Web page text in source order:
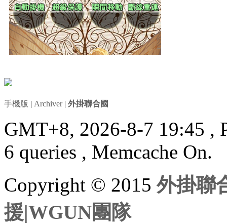
手機版 | Archiver| 外掛聯合國
GMT+8, 2026-8-7 19:45 ,
6 queries , Memcache On.
Copyright © 2015外掛聯
援|WGUN團隊